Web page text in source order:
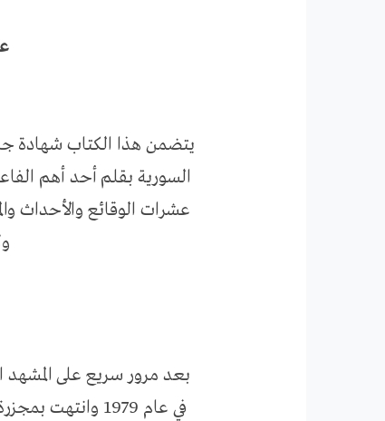
يتضمن هذا الكتاب شهادة
السورية بقلم أحد أهم
عشرات الوقائع والأحداث
بعد مرور سريع على